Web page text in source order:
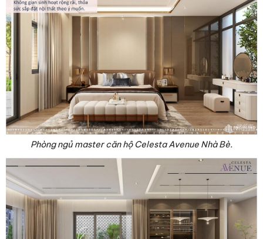
Phòng ngủ master căn hộ Celesta Avenue Nhà Bè.